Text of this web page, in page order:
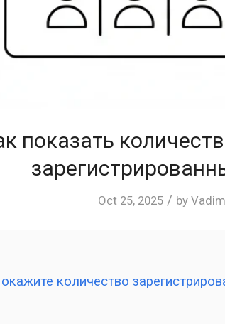
показать
Oct 25, 2025 / by
количество